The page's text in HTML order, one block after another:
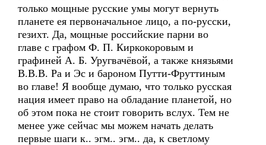
только мощные русские умы могут вернуть
планете ея первоначальное лицо, а по-русски,
гезихт. Да, мощные российские парни во
главе с графом Ф. П. Киркокоровым и
графиней А. Б. Уругвачёвой, а также князьями
В.В.В. Ра и Эс и бароном Путти-Фруттиным
во главе! Я вообще думаю, что только русская
нация имеет право на обладание планетой, но
об этом пока не стоит говорить вслух. Тем не
менее уже сейчас мы можем начать делать
первые шаги к.. эгм.. эгм.. да, к светлому